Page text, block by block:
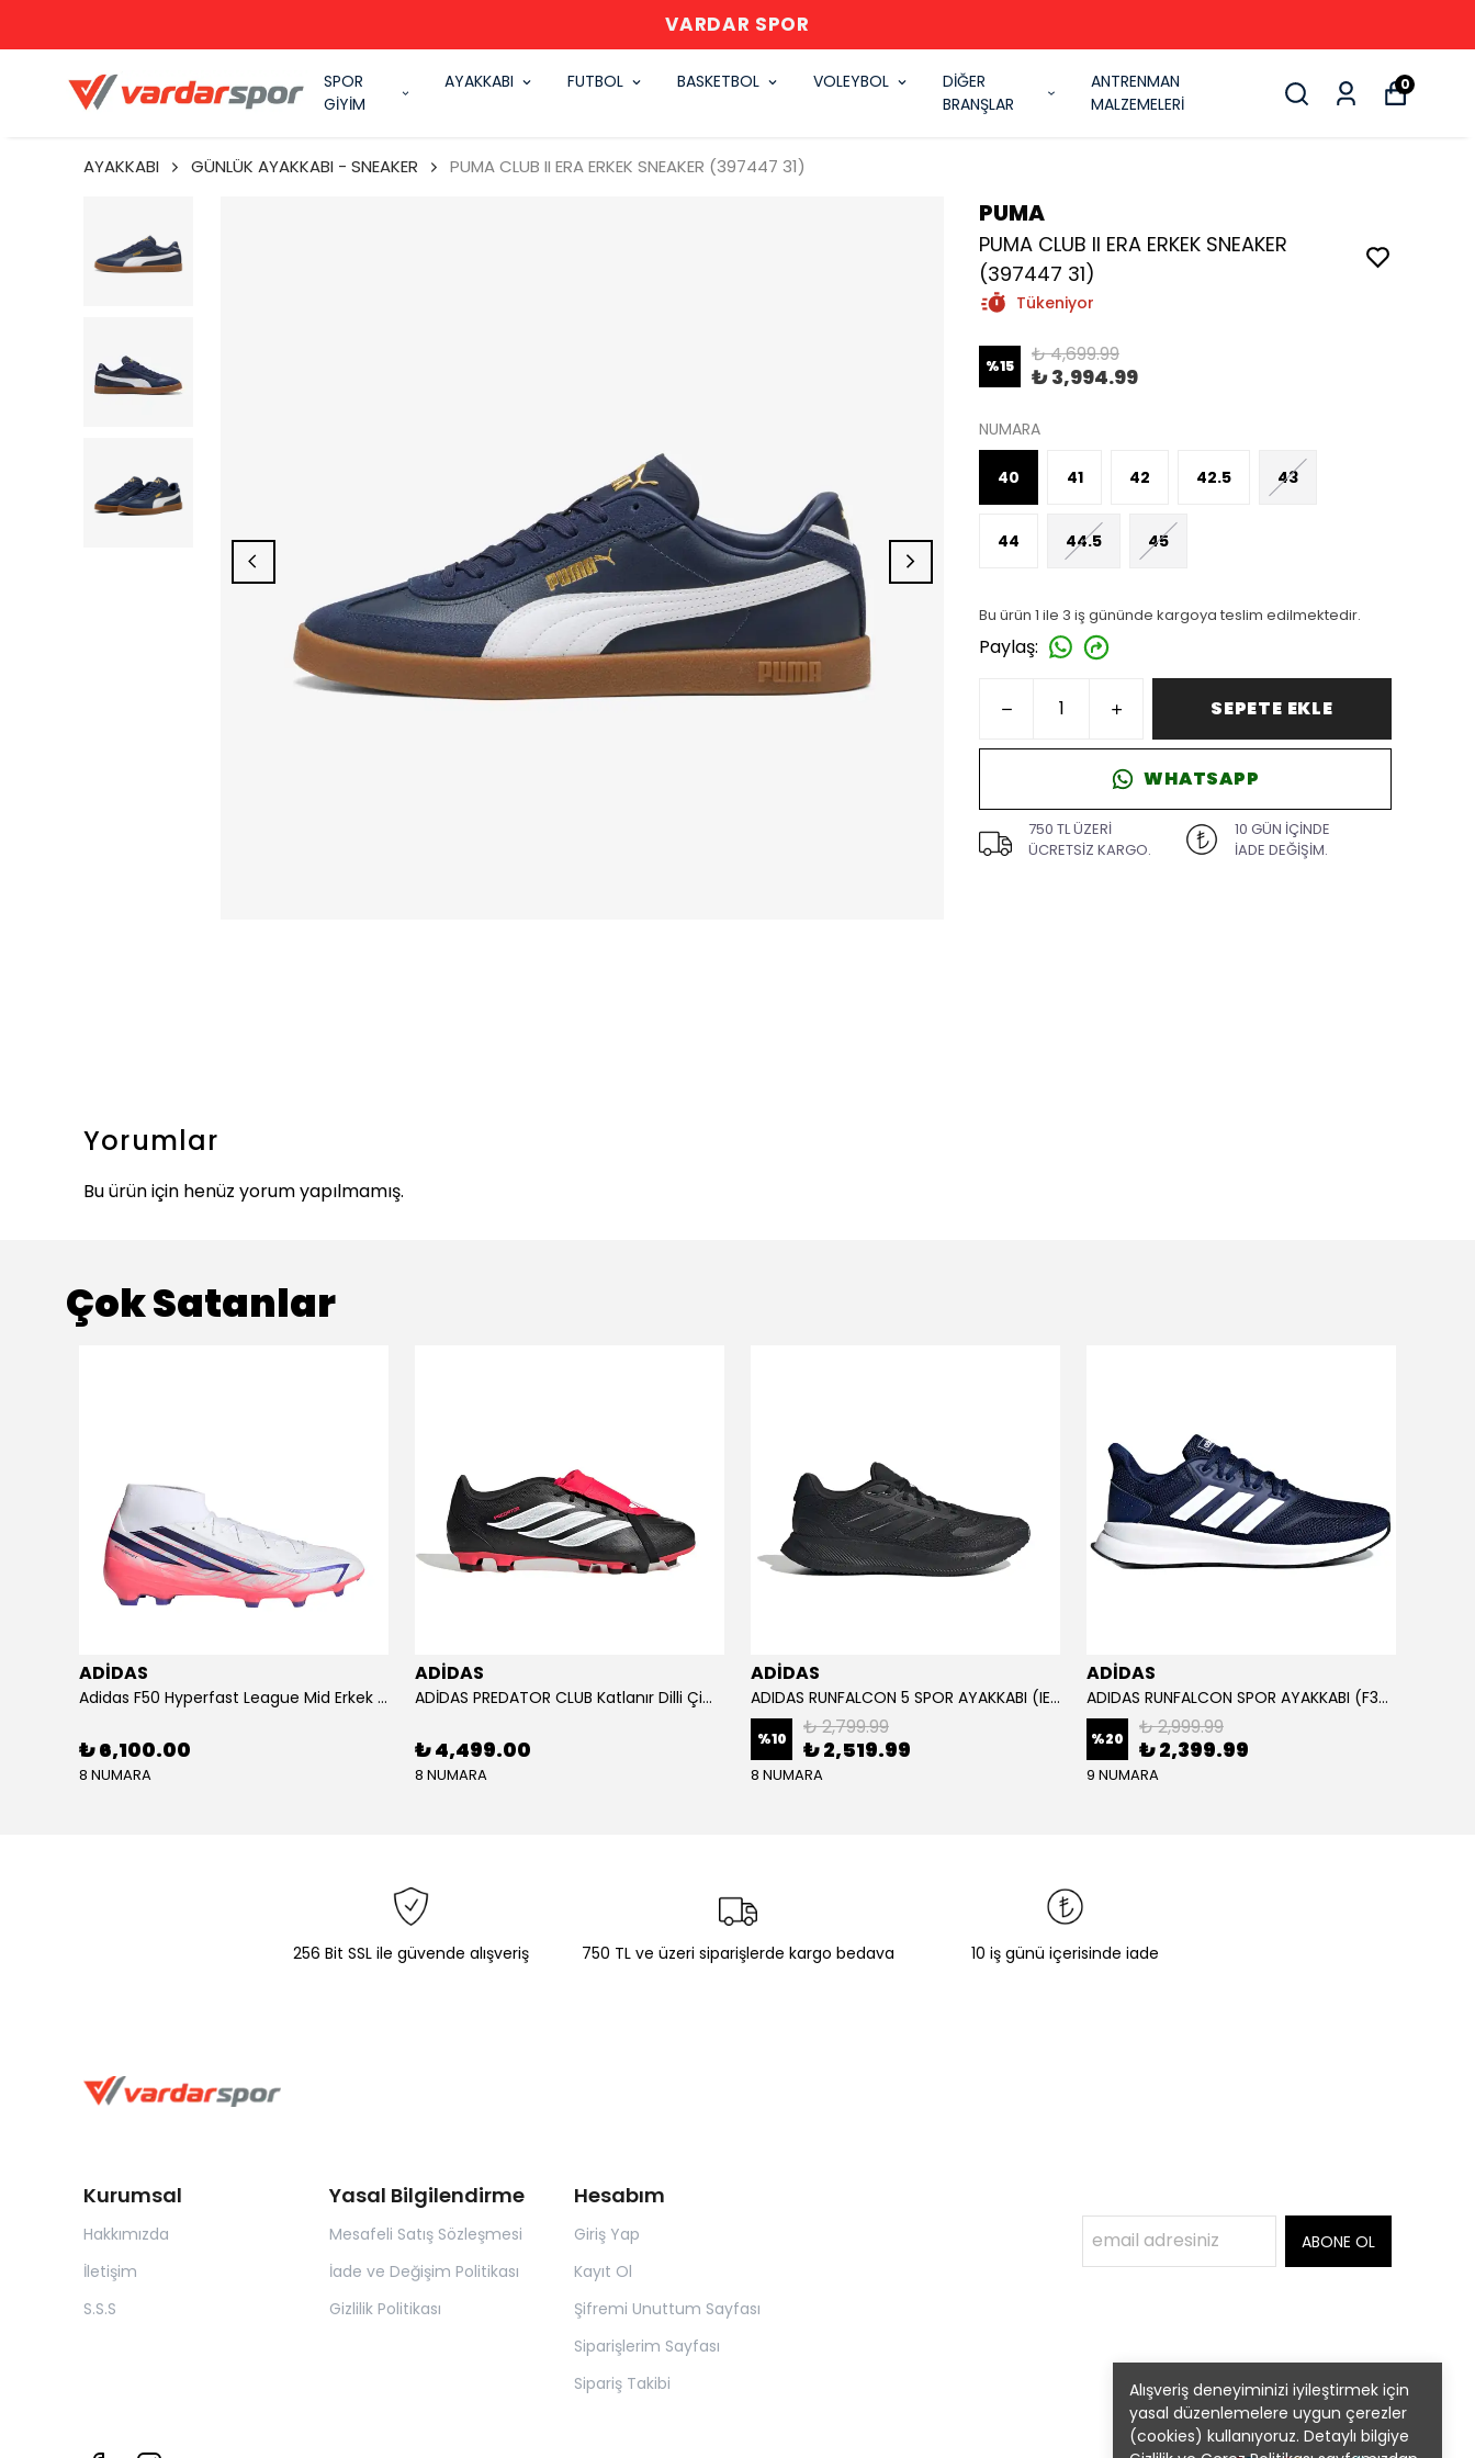
VARDAR SPOR
SPOR
GİYİM
AYAKKABI FUTBOL BASKETBOL VOLEYBOL
DİĞER
BRANŞLAR
ANTRENMAN
MALZEMELERİ
0
Alışveriş deneyiminizi iyileştirmek için
yasal düzenlemelere uygun çerezler
(cookies) kullanıyoruz. Detaylı bilgiye
AYAKKABI GÜNLÜK AYAKKABI - SNEAKER PUMA CLUB II ERA ERKEK SNEAKER (397447 31)
PUMA
PUMA CLUB II ERA ERKEK SNEAKER
(397447 31)
Tükeniyor
%15 ₺ 4,699.99
₺ 3,994.99
NUMARA
40 41 42 42.5 43
44 44.5 45
Bu ürün 1 ile 3 iş gününde kargoya teslim edilmektedir.
Paylaş:
SEPETE EKLE
WHATSAPP
750 TL ÜZERİ
ÜCRETSİZ KARGO.
10 GÜN İÇİNDE
İADE DEĞİŞİM.
Yorumlar
Bu ürün için henüz yorum yapılmamış.
Çok Satanlar
ADİDAS
Adidas F50 Hyperfast League Mid Erkek Krampon (IH7090)
₺ 6,100.00
8 NUMARA
ADİDAS
ADİDAS PREDATOR CLUB Katlanır Dilli Çim Saha/Çoklu Zemin Kramponu JR3330
₺ 4,499.00
8 NUMARA
ADİDAS
ADIDAS RUNFALCON 5 SPOR AYAKKABI (IE8812)
%10 ₺ 2,799.99
₺ 2,519.99
8 NUMARA
ADİDAS
ADIDAS RUNFALCON SPOR AYAKKABI (F36201)
%20 ₺ 2,999.99
₺ 2,399.99
9 NUMARA
256 Bit SSL ile güvende alışveriş 750 TL ve üzeri siparişlerde kargo bedava 10 iş günü içerisinde iade
Kurumsal
Hakkımızda
İletişim
S.S.S
Yasal Bilgilendirme
Mesafeli Satış Sözleşmesi
İade ve Değişim Politikası
Gizlilik Politikası
Hesabım
Giriş Yap
Kayıt Ol
Şifremi Unuttum Sayfası
Siparişlerim Sayfası
Sipariş Takibi
ABONE OL